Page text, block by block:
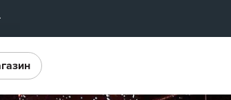
Конференция «Восток»
Дивизион Харламова